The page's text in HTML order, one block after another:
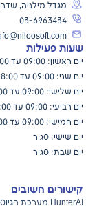
מגדל מילניה,
03-6963434
שעות פעילות
יום ראשון: 09:00 עד 18:00
יום שני: 09:00 עד 18:00
יום שלישי: 09:00 עד 18:00
יום רביעי: 09:00 עד 18:00
יום חמישי: 09:00 עד 18:00
יום שישי: סגור
יום שבת: סגור
קישורים חשובים
HunterAI מערכת הגיוס